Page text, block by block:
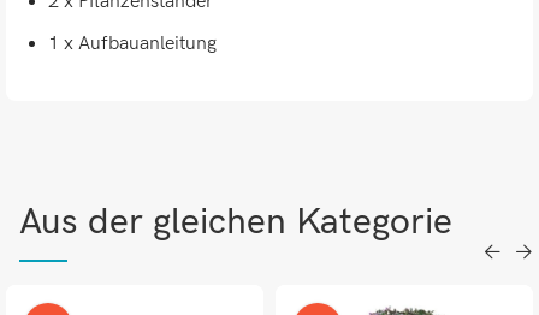
1 x Aufbauanleitung
Aus der gleichen Kategorie